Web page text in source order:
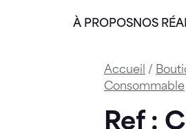
À PROPOSNOS
Accueil /
Consommable
Ref :